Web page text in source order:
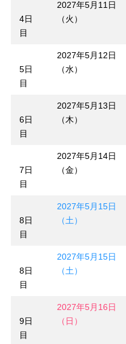
4日
目
2027年5月11日
（火）
5日
目
2027年5月12日
（水）
6日
目
2027年5月13日
（木）
7日
目
2027年5月14日
（金）
8日
目
2027年5月15日
（土）
8日
目
2027年5月15日
（土）
9日
目
2027年5月16日
（日）